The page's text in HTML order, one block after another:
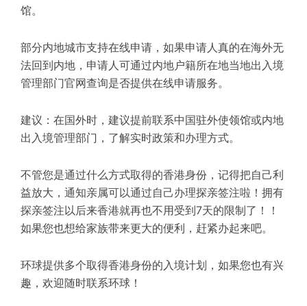
馆。
部分内地城市支持在线申请，如果申请人真的在海外无
法回到内地，申请人可通过内地户籍所在地当地出入境
管理部门官网查询是否提供在线申请服务。
建议：在国外时，建议提前联系中国驻外使领馆或内地
出入境管理部门，了解实时政策和办理方式。
不管您是通过什么方式取得的香港身份，记得把自己利
益放大，通知亲属可以通过自己办理探亲签注啦！拥有
探亲签注以后来香港就再也不用受到7天的限制了！！
如果您也想给家族带来更大的便利，赶紧办起来吧。
环球提供多个取得香港身份的入境计划，如果您也有兴
趣，欢迎随时联系环球！